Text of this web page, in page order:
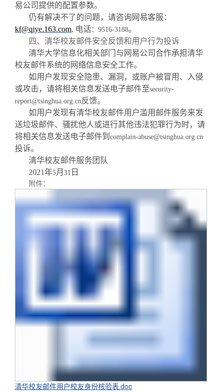
易公司提供的配置参数。
仍有解决不了的问题，请咨询网易客服：
kf@qiye.163.com, 电话： 9516-3188。
四、清华校友邮件安全反馈和用户行为投诉
清华大学信息化相关部门与网易公司合作承担清华
校友邮件系统的网络信息安全工作。
如用户发现安全隐患、漏洞，或账户被冒用、入侵
或攻击，请将相关信息发送电子邮件至security-
report@tsinghua.org.cn 反馈。
如用户发现有清华校友邮件用户滥用邮件服务来发
送垃圾邮件、骚扰他人或进行其他违法犯罪行为时，请
将相关信息发送电子邮件到 complain-abuse@tsinghua.org.cn
投诉。
清华校友邮件服务团队
2021年5月 31 日
附件：
清华校友邮件用户校友身份核验表.doc